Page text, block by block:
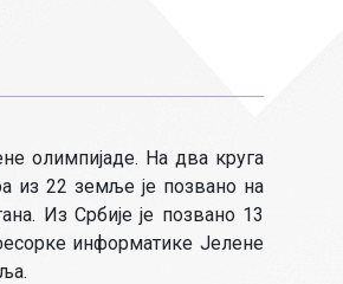
олимпијаде. На два круга
из 22 земље је позвано на
Из Србије је позвано 13
информатике Јелене